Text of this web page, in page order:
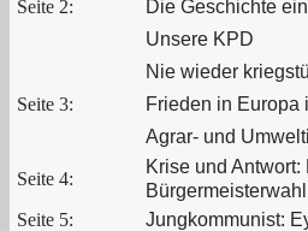
Seite 2:
Die Geschichte
Unsere KPD
Nie wieder
Seite 3:
Frieden in Europa
Agrar- und
Seite 4:
Krise und
Seite 5:
Jungkommunist: